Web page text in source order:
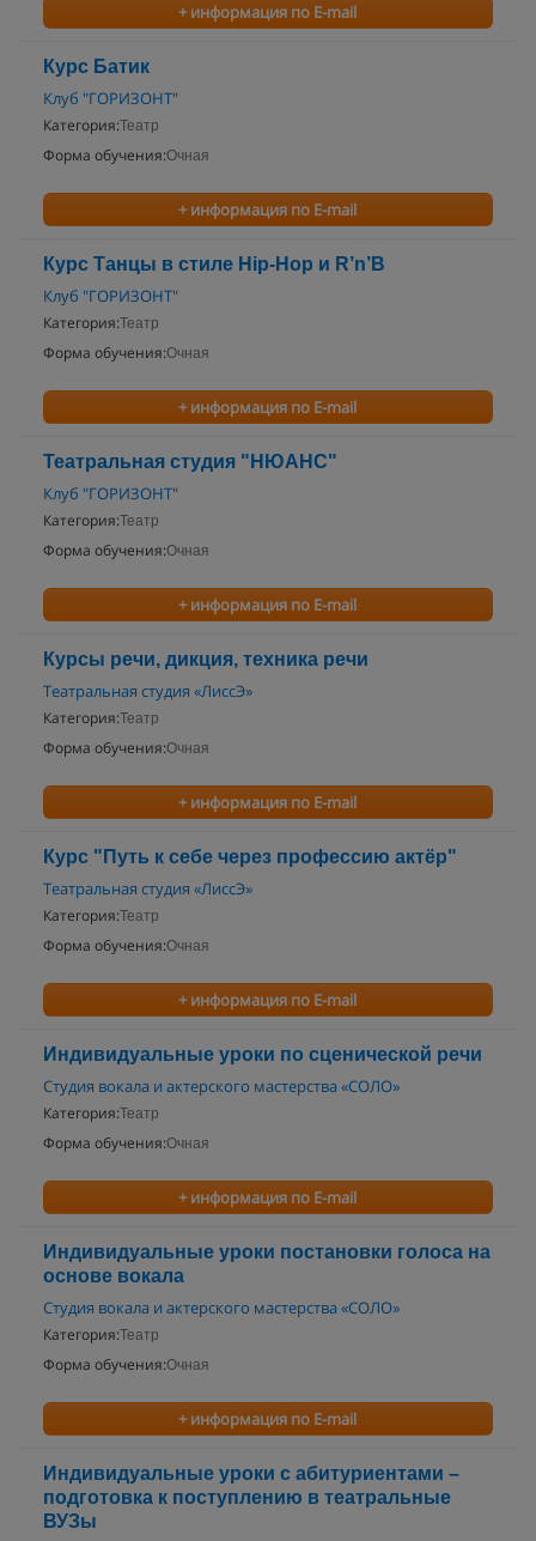
+ информация по E-mail
Курс Батик
Клуб "ГОРИЗОНТ"
Категория:Театр
Форма обучения:Очная
+ информация по E-mail
Курс Танцы в стиле Hip-Hop и R’n’B
Клуб "ГОРИЗОНТ"
Категория:Театр
Форма обучения:Очная
+ информация по E-mail
Театральная студия "НЮАНС"
Клуб "ГОРИЗОНТ"
Категория:Театр
Форма обучения:Очная
+ информация по E-mail
Курсы речи, дикция, техника речи
Театральная студия «ЛиссЭ»
Категория:Театр
Форма обучения:Очная
+ информация по E-mail
Курс "Путь к себе через профессию актёр"
Театральная студия «ЛиссЭ»
Категория:Театр
Форма обучения:Очная
+ информация по E-mail
Индивидуальные уроки по сценической речи
Студия вокала и актерского мастерства «СОЛО»
Категория:Театр
Форма обучения:Очная
+ информация по E-mail
Индивидуальные уроки постановки голоса на
основе вокала
Студия вокала и актерского мастерства «СОЛО»
Категория:Театр
Форма обучения:Очная
+ информация по E-mail
Индивидуальные уроки с абитуриентами –
подготовка к поступлению в театральные
ВУЗы